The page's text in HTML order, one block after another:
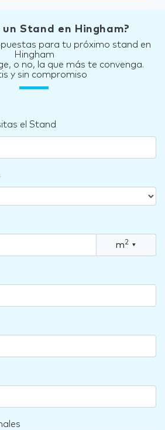
Stand en Hingham?
para tu próximo stand en
Hingham
o no, la que más te convenga.
y sin compromiso
el Stand
m2 ▾